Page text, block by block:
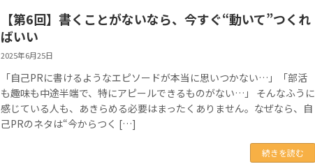
【第6回】書くことがないなら、今すぐ“動いて”つくれ
ばいい
2025年6月25日
「自己PRに書けるようなエピソードが本当に思いつかない…」「部活
も趣味も中途半端で、特にアピールできるものがない…」 そんなふうに
感じている人も、あきらめる必要はまったくありません。なぜなら、自
己PRのネタは“今からつく […]
続きを読む